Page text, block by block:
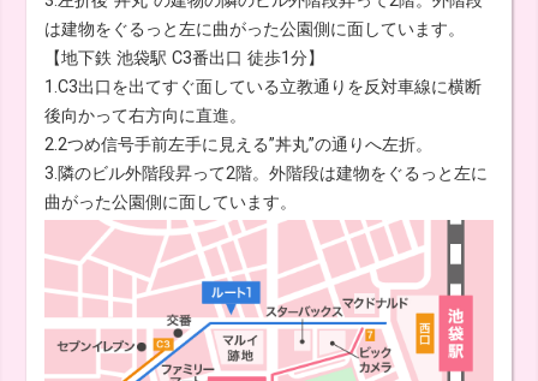
は建物をぐるっと左に曲がった公園側に面しています。
【地下鉄 池袋駅 C3番出口 徒歩1分】
1.C3出口を出てすぐ面している立教通りを反対車線に横断
後向かって右方向に直進。
2.2つめ信号手前左手に見える”丼丸”の通りへ左折。
3.隣のビル外階段昇って2階。外階段は建物をぐるっと左に
曲がった公園側に面しています。